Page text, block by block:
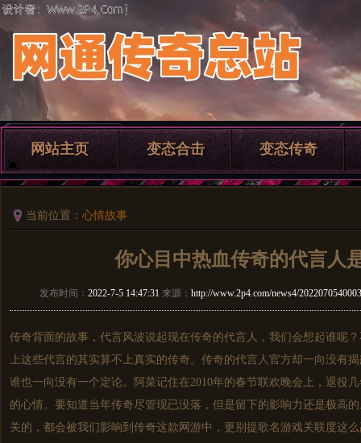
网站主页 变态合击 变态传奇
当前位置： 心情故事
你心目中热血传奇的代言人
发布时间： 2022-7-5 14:47:31 来源： http://www.2p4.com/news4/
传奇背面的故事，代言风波说起现在传奇的代言人，我们会想起谁呢
上这些代言的其实算不上真实的传奇。传奇的代言人官方却一向没有
谁也一向没有一个定论。阿菜记住在2010年的春节联欢晚会上，退役
的心情。要知道当年传奇尽管现已没落，但是留下的影响力还是极高
关的，都会被我们影响到传奇这款网游中，更别提歌名游戏关联度这